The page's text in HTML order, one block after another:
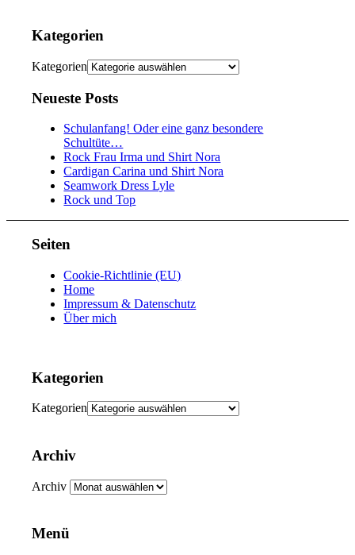
Kategorien
Kategorien
Neueste Posts
Schulanfang! Oder eine ganz besondere
Schultüte…
Rock Frau Irma und Shirt Nora
Cardigan Carina und Shirt Nora
Seamwork Dress Lyle
Rock und Top
Seiten
Cookie-Richtlinie (EU)
Home
Impressum & Datenschutz
Über mich
Kategorien
Kategorien
Archiv
Archiv
Menü